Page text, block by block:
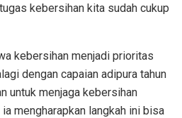
kebersihan kita sudah cukup
kebersihan menjadi prioritas
dengan capaian adipura tahun
untuk menjaga kebersihan
mengharapkan langkah ini bisa